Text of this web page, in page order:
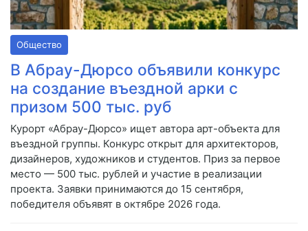
Общество
В Абрау-Дюрсо объявили конкурс
на создание въездной арки с
призом 500 тыс. руб
Курорт «Абрау-Дюрсо» ищет автора арт-объекта для
въездной группы. Конкурс открыт для архитекторов,
дизайнеров, художников и студентов. Приз за первое
место — 500 тыс. рублей и участие в реализации
проекта. Заявки принимаются до 15 сентября,
победителя объявят в октябре 2026 года.